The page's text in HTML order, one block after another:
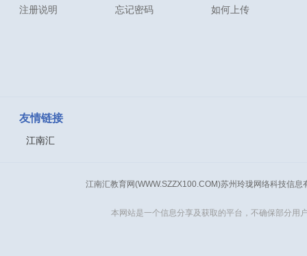
注册说明 忘记密码 如何上传
友情链接
江南汇
江南汇教育网(WWW.SZZX100.COM)苏州玲珑网络科技信
本网站是一个信息分享及获取的平台，不确保部分用